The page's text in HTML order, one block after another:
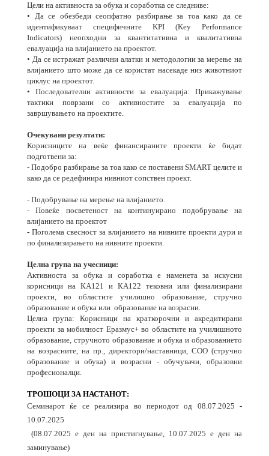
Цели на активноста за обука и соработка се следниве:
• Да се обезбеди сеопфатно разбирање за тоа како да се
идентификуваат специфичните KPI (Key Performance
Indicators) неопходни за квантитативна и квалитативна
евалуација на влијанието на проектот.
• Да сеистражат различни алатки и методологии за мерење на
влијанието што може да се користат насекаде низ животниот
циклус на проектот.
• Последователни активности за евалуација: Прикажување
тактики поврзани со активностите за евалуација по
завршувањето на проектите.
Очекувани резултати:
Корисниците на веќе финансираните проекти ќе бидат
подготвени за:
- Подобро разбирање за тоа како се поставени SMART целите и
како да се редефинира нивниот сопствен проект.
- Подобрување на мерење на влијанието.
- Повеќе посветеност на континуирано подобрување на
влијанието на проектот
- Поголема свесност за влијанието на нивните проекти дури и
по финализирањето на нивните проекти.
Целна група на учесници:
Активноста за обука и соработка е наменета за искусни
корисници на КА121 и КА122 тековни или финализирани
проекти, во областите училишно образование, стручно
образование и обука или образование на возрасни.
Целна група: Корисници на краткорочни и акредитирани
проекти за мобилност Еразмус+ во областите на училишното
образование, стручното образование и обука и образованието
на возрасните, на пр., директори/наставници, СОО (стручно
образование и обука) и возрасни - обучувачи, образовни
професионалци.
ТРОШОЦИ ЗА НАСТАНОТ:
Семинарот ќе се реализира во периодот од 08.07.2025 -
10.07.2025
(08.07.2025 е ден на пристигнување, 10.07.2025 е ден на
заминување)